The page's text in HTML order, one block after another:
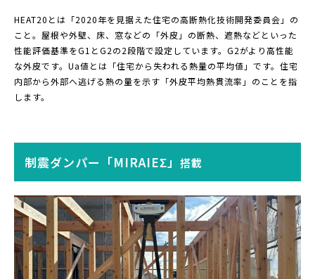
HEAT20とは「2020年を見据えた住宅の高断熱化技術開発委員会」の
こと。屋根や外壁、床、窓などの「外皮」の断熱、遮熱などといった
性能評価基準をG1とG2の2段階で設定しています。G2がより高性能
な外皮です。Ua値とは「住宅から失われる熱量の平均値」です。住宅
内部から外部へ逃げる熱の量を示す「外皮平均熱貫流率」のことを指
します。
制震ダンパー「MIRAIEΣ」 搭載